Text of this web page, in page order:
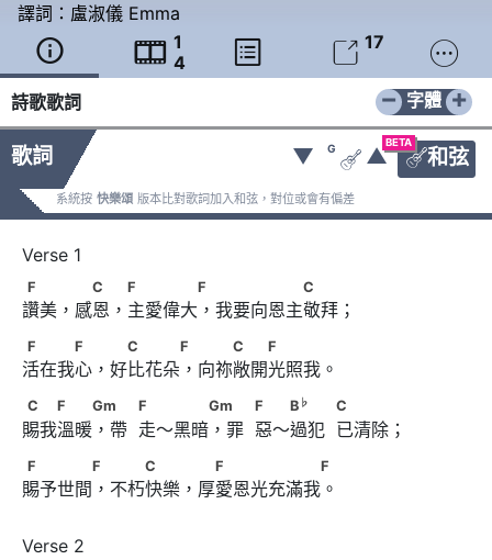
譯詞： 盧淑儀 Emma
  1
4
  17 
詩歌歌詞 − +
字體
歌詞
BETA
和弦
▼ G
 ▲
系統按 快樂頌 版本比對歌詞加入和弦，對位或會有偏差
F　　 　C　 F　　　　F 　　　　　C
F C F F C
讚美，感恩，主愛偉大，我要向恩主敬拜；
F　　　F　 　C　　　F 　　C　　F
F F C F C F
活在我心，好比花朵，向祢敞開光照我。
C　　F　　Gm 　            F　 　　Gm 　            F
B♭ C
C F Gm F Gm F B ♭ C
賜我溫暖，帶  走～黑暗，罪  惡～過犯  已清除；
F　　　　F 　　C　　 　F　　　　　　F
F F C F F
賜予世間，不朽快樂，厚愛恩光充滿我。
Verse 2